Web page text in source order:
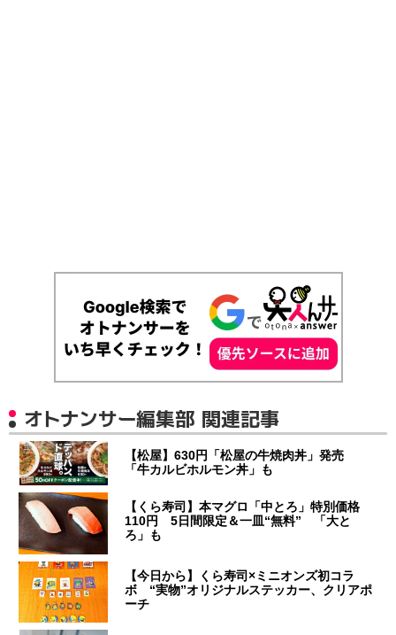
オトナンサー編集部 関連記事
【松屋】630円「松屋の牛焼肉丼」発売
「牛カルビホルモン丼」も
【くら寿司】本マグロ「中とろ」特別価格
110円 5日間限定＆一皿“無料” 「大と
ろ」も
【今日から】くら寿司×ミニオンズ初コラ
ボ “実物”オリジナルステッカー、クリアポ
ーチ